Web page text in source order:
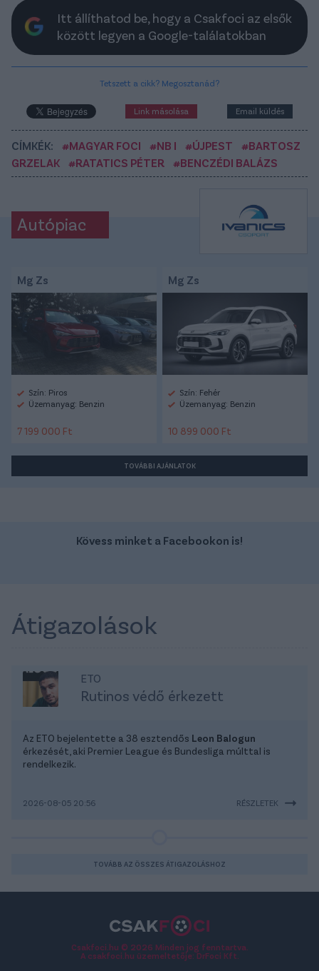
Itt állíthatod be, hogy a Csakfoci az elsők
között legyen a Google-találatokban
Tetszett a cikk? Megosztanád?
Link másolása Email küldés
CÍMKÉK: #MAGYAR FOCI #NB I #ÚJPEST
#BARTOSZ
GRZELAK
#RATATICS PÉTER #BENCZÉDI BALÁZS
Autópiac
Mg Zs
Szín: Piros
Üzemanyag: Benzin
7 199 000 Ft
Mg Zs
Szín: Fehér
Üzemanyag: Benzin
10 899 000 Ft
TOVÁBBI AJÁNLATOK
Kövess minket a Facebookon is!
Átigazolások
ETO
Rutinos védő érkezett
Az ETO bejelentette a 38 esztendős Leon Balogun
érkezését, aki Premier League és Bundesliga múlttal is
rendelkezik.
2026-08-05 20:56 RÉSZLETEK
TOVÁBB AZ ÖSSZES ÁTIGAZOLÁSHOZ
Csakfoci.hu © 2026 Minden jog fenntartva.
A csakfoci.hu üzemeltetője: DrFoci Kft.